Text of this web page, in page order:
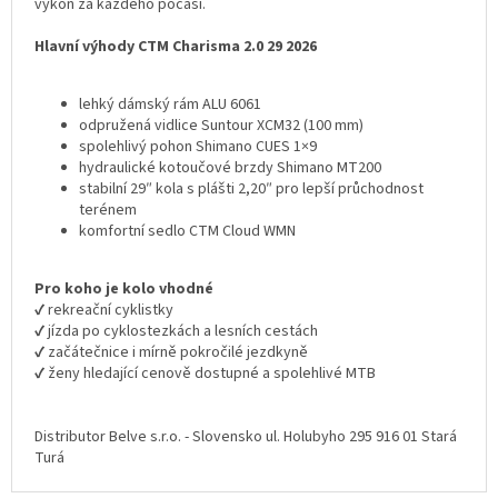
výkon za každého počasí.
Hlavní výhody CTM Charisma 2.0 29 2026
lehký dámský rám ALU 6061
odpružená vidlice Suntour XCM32 (100 mm)
spolehlivý pohon Shimano CUES 1×9
hydraulické kotoučové brzdy Shimano MT200
stabilní 29″ kola s plášti 2,20″ pro lepší průchodnost
terénem
komfortní sedlo CTM Cloud WMN
Pro koho je kolo vhodné
✔ rekreační cyklistky
✔ jízda po cyklostezkách a lesních cestách
✔ začátečnice i mírně pokročilé jezdkyně
✔ ženy hledající cenově dostupné a spolehlivé MTB
Distributor Belve s.r.o. - Slovensko ul. Holubyho 295 916 01 Stará
Turá